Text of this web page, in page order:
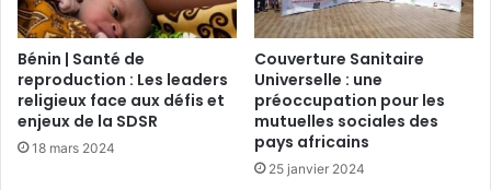
Bénin | Santé de
reproduction : Les leaders
religieux face aux défis et
enjeux de la SDSR
18 mars 2024
Couverture Sanitaire
Universelle : une
préoccupation pour les
mutuelles sociales des
pays africains
25 janvier 2024